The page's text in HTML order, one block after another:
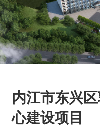
内江市东兴
心建设项目